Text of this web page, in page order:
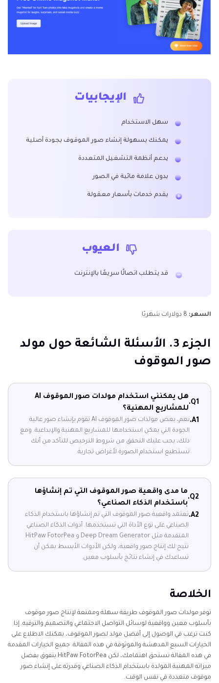
الإيجابيات
سهل الاستخدام
يمكنك بسهولة إنشاء صور الموقوف بجودة أصلية
يدعم أنظمة التشغيل المتعددة
بدون علامة مائية في الصور
يقدم خدمات بأسعار معقولة
العيوب
قد يتطلب اتصالًا سريعًا بالإنترنت
السعر:
الجزء 3. الأسئلة الشائعة حول مولد
صور الموقوف
Q1.
هل يمكنني استخدام مولدات صور الموقوف AI
للمشاريع المهنية؟
A1.
نعم، بعض مولدات صور الموقوف AI تقوم بإنشاء صور عالية
الجودة التي يمكن استخدامها للمشاريع المهنية والإبداعية. ومع
ذلك، يجب عليك التحقق من شروط الترخيص للتأكد من أنك
تستطيع استخدام الصورة لأغراض تجارية.
Q2.
ما مدى واقعية صور الموقوف التي تم إنشاؤها
باستخدام الذكاء الصناعي؟
A2. تعتمد واقعية صور الموقوف التي تم إنشاؤها باستخدام الذكاء
الصناعي على نوع الأداة التي تستخدمها. أدوات الذكاء الصناعي
المتقدمة مثل Deep Dream Generator و HitPaw FotorPea
تتيح لك إنتاج صور واقعية، ولكن الأدوات الأبسط يمكن أن
تساعدك في إنشاء نتائج بأسلوب معين.
الخلاصة
توفر مولدات صور الموقوف طريقة سهلة وممتعة لإنتاج صور موقوف
بأسلوب معين وواقعية لوسائل التواصل الاجتماعي والتصميم والترفيه. إذا
كنت ترغب في الوصول إلى أفضل مولد لصور الموقوف، يمكنك الاطلاع على
الخيارات السبع المدهشة والموثوقة في هذه المقالة. جميع الخيارات المقدمة
في هذه المقالة تستحق اهتمامك، لكن HitPaw FotorPea يتفوق بفضل
ميزاته المهنية المولدة باستخدام الذكاء الصناعي وقدرته على إنشاء صور
موقوف متعددة في نفس الوقت.